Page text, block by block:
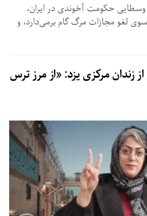
وسطایی حکومت آخوندی در ایران،
لغو مجازات مرگ گام برمی‌دارد، و
زندان مرکزی یزد: «از مرز ترس